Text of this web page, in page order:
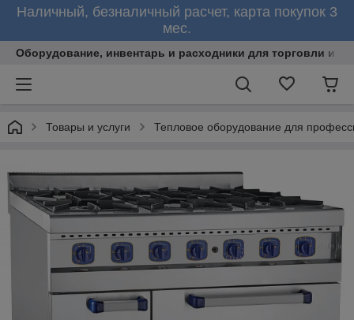
Наличный, безналичный расчет, карта покупок 3
мес.
Оборудование, инвентарь и расходники для торговли и
Товары и услуги Тепловое оборудование для